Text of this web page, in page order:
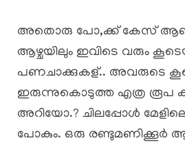
അതൊരു പോ,ക്ക് കേസ് ആണ്
ആഴ്ചയിലും ഇവിടെ വരും
പണചാക്കുകള്.. അവരുടെ
ഇരുന്നുകൊടുത്ത എത്ര രൂപ
അറിയോ.? ചിലപ്പോൾ
പോകും. ഒരു രണ്ടുമണിക്കൂർ